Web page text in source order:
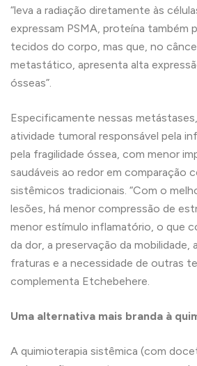
“leva a radiação diretamente às
expressam PSMA, proteína também
tecidos do corpo, mas que, no
metastático, apresenta alta
ósseas”.
Especificamente nessas
atividade tumoral responsável pela
pela fragilidade óssea, com menor
saudáveis ao redor em comparação
sistêmicos tradicionais. “Com o
lesões, há menor compressão de
menor estímulo inflamatório, o que
da dor, a preservação da mobilidade,
fraturas e a necessidade de outras
complementa Etchebehere.
Uma alternativa mais branda à
A quimioterapia sistêmica (com